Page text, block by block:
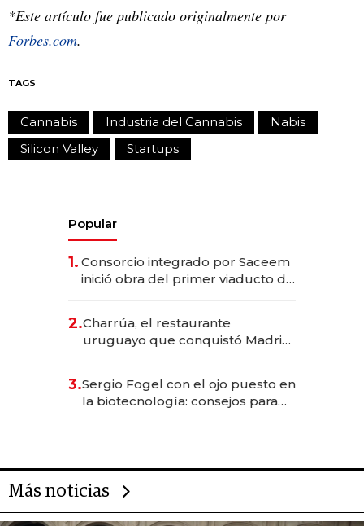
*Este artículo fue publicado originalmente por
Forbes.com.
TAGS
Cannabis Industria del Cannabis
Nabis
Silicon Valley
Startups
Popular
1. Consorcio integrado por Saceem
inició obra del primer viaducto de
millones
2.Charrúa, el restaurante
uruguayo que conquistó Madrid:
anticipación y prepara apertura
3.Sergio Fogel con el ojo puesto en
la biotecnología: consejos para
Más noticias